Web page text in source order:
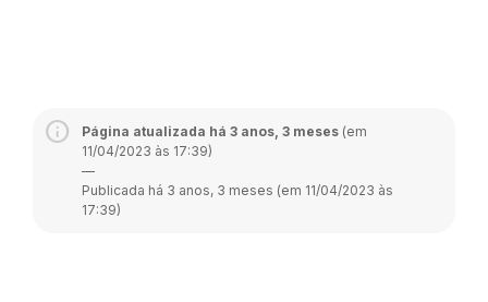
Página atualizada há 3 anos, 3 meses (em
11/04/2023 às 17:39)
—
Publicada há 3 anos, 3 meses (em 11/04/2023 às
17:39)